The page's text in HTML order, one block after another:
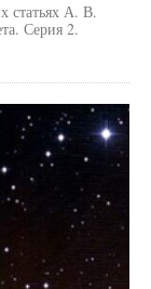
статьях А. В.
Серия 2.